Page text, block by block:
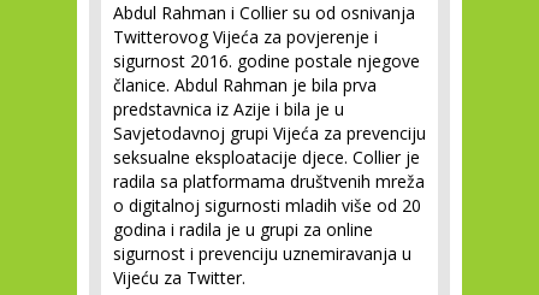
Abdul Rahman i Collier su od osnivanja
Twitterovog Vijeća za povjerenje i
sigurnost 2016. godine postale njegove
članice. Abdul Rahman je bila prva
predstavnica iz Azije i bila je u
Savjetodavnoj grupi Vijeća za prevenciju
seksualne eksploatacije djece. Collier je
radila sa platformama društvenih mreža
o digitalnoj sigurnosti mladih više od 20
godina i radila je u grupi za online
sigurnost i prevenciju uznemiravanja u
Vijeću za Twitter.